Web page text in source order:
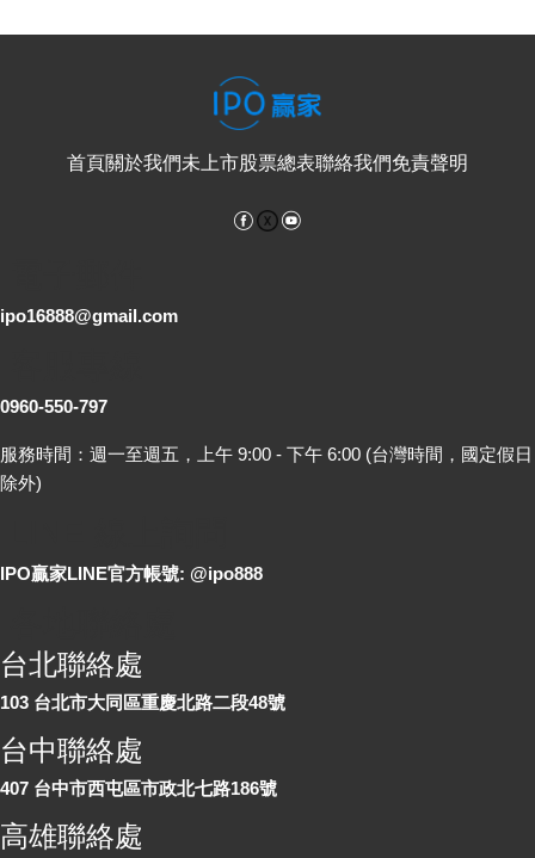
首頁關於我們未上市股票總表聯絡我們免責聲明
Facebook
ipo16888@gmail.com
0960-550-797
服務時間：週一至週五，上午 9:00 - 下午 6:00 (台灣時間，國定假日
除外)
IPO贏家LINE官方帳號: @ipo888
台北聯絡處
103 台北市大同區重慶北路二段48號
台中聯絡處
407 台中市西屯區市政北七路186號
高雄聯絡處